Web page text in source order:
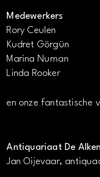
Medewerkers
Rory Ceulen
Kudret Görgün
Marina Numan
Linda Rooker
en onze fantastische
Antiquariaat De
Jan Oijevaar,